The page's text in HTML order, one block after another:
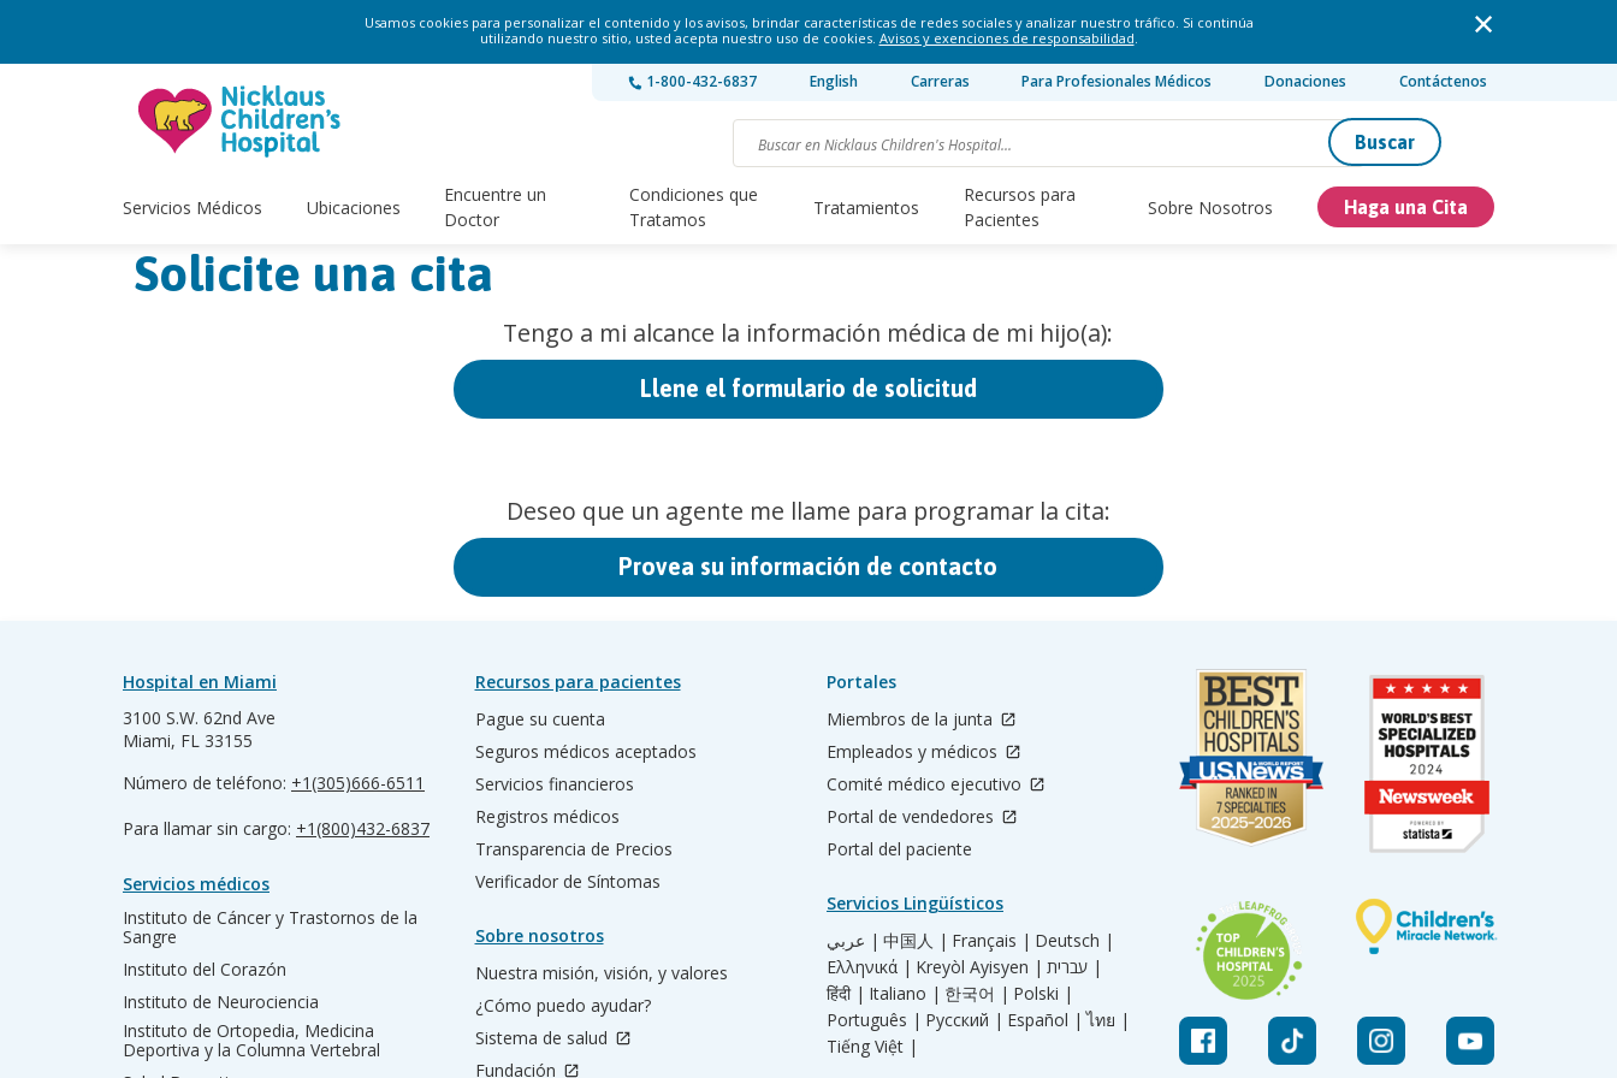
Usamos cookies para personalizar el contenido y los avisos, brindar características de redes sociales y analizar nuestro tráfico. Si continúa
utilizando nuestro sitio, usted acepta nuestro uso de cookies. Avisos y exenciones de responsabilidad.
1-800-432-6837 English Carreras Para Profesionales Médicos Donaciones Contáctenos
Buscar
Servicios Médicos Ubicaciones
Encuentre un
Doctor
Condiciones que
Tratamos
Tratamientos
Recursos para
Pacientes
Sobre Nosotros Haga una Cita
Solicite una cita
Tengo a mi alcance la información médica de mi hijo(a):
Llene el formulario de solicitud
Deseo que un agente me llame para programar la cita:
Provea su información de contacto
Hospital en Miami
3100 S.W. 62nd Ave
Miami, FL 33155
Número de teléfono: +1(305)666-6511
Para llamar sin cargo: +1(800)432-6837
Servicios médicos
Instituto de Cáncer y Trastornos de la
Sangre
Instituto del Corazón
Instituto de Neurociencia
Instituto de Ortopedia, Medicina
Deportiva y la Columna Vertebral
Recursos para pacientes
Pague su cuenta
Seguros médicos aceptados
Servicios financieros
Registros médicos
Transparencia de Precios
Verificador de Síntomas
Sobre nosotros
Nuestra misión, visión, y valores
¿Cómo puedo ayudar?
Sistema de salud
Fundación
Portales
Miembros de la junta
Empleados y médicos
Comité médico ejecutivo
Portal de vendedores
Portal del paciente
Servicios Lingüísticos
عربي | 中国人 | Français | Deutsch |
Ελληνικά | Kreyòl Ayisyen |
עברית |
हिंदी | Italiano | 한국어 | Polski |
Português | Русский | Español | ไทย |
Tiếng Việt |